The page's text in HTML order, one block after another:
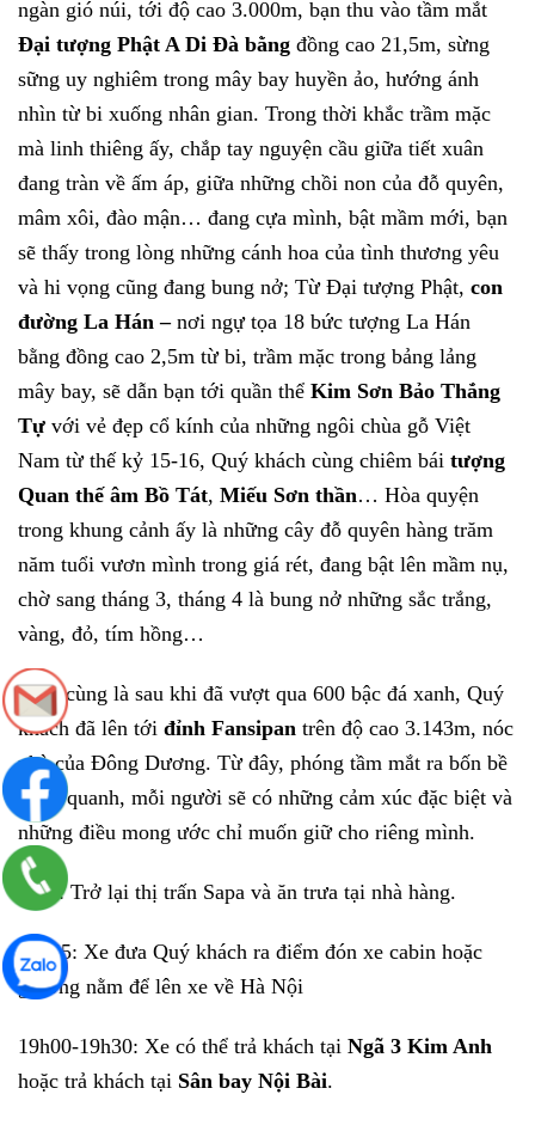
ngàn gió núi, tới độ cao 3.000m, bạn thu vào tầm mắt
Đại tượng Phật A Di Đà bằng đồng cao 21,5m, sừng
sững uy nghiêm trong mây bay huyền ảo, hướng ánh
nhìn từ bi xuống nhân gian. Trong thời khắc trầm mặc
mà linh thiêng ấy, chắp tay nguyện cầu giữa tiết xuân
đang tràn về ấm áp, giữa những chồi non của đỗ quyên,
mâm xôi, đào mận… đang cựa mình, bật mầm mới, bạn
sẽ thấy trong lòng những cánh hoa của tình thương yêu
và hi vọng cũng đang bung nở; Từ Đại tượng Phật, con
đường La Hán –nơi ngự tọa 18 bức tượng La Hán
bằng đồng cao 2,5m từ bi, trầm mặc trong bảng lảng
mây bay, sẽ dẫn bạn tới quần thể Kim Sơn Bảo Thắng
Tự với vẻ đẹp cổ kính của những ngôi chùa gỗ Việt
Nam từ thế kỷ 15-16, Quý khách cùng chiêm bái tượng
Quan thế âm Bồ Tát, Miếu Sơn thần… Hòa quyện
trong khung cảnh ấy là những cây đỗ quyên hàng trăm
năm tuổi vươn mình trong giá rét, đang bật lên mầm nụ,
chờ sang tháng 3, tháng 4 là bung nở những sắc trắng,
vàng, đỏ, tím hồng…
Cuối cùng là sau khi đã vượt qua 600 bậc đá xanh, Quý
khách đã lên tới đỉnh Fansipan trên độ cao 3.143m, nóc
nhà của Đông Dương. Từ đây, phóng tầm mắt ra bốn bề
xung quanh, mỗi người sẽ có những cảm xúc đặc biệt và
những điều mong ước chỉ muốn giữ cho riêng mình.
Trưa: Trở lại thị trấn Sapa và ăn trưa tại nhà hàng.
12h45: Xe đưa Quý khách ra điểm đón xe cabin hoặc
giường nằm để lên xe về Hà Nội
19h00-19h30: Xe có thể trả khách tại Ngã 3 Kim Anh
hoặc trả khách tại Sân bay Nội Bài.